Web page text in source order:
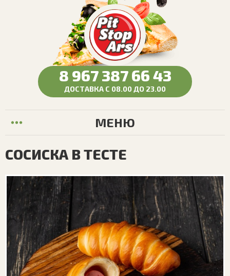
8 967 387 66 43
ДОСТАВКА С 08.00 ДО 23.00
МЕНЮ
СОСИСКА В ТЕСТЕ